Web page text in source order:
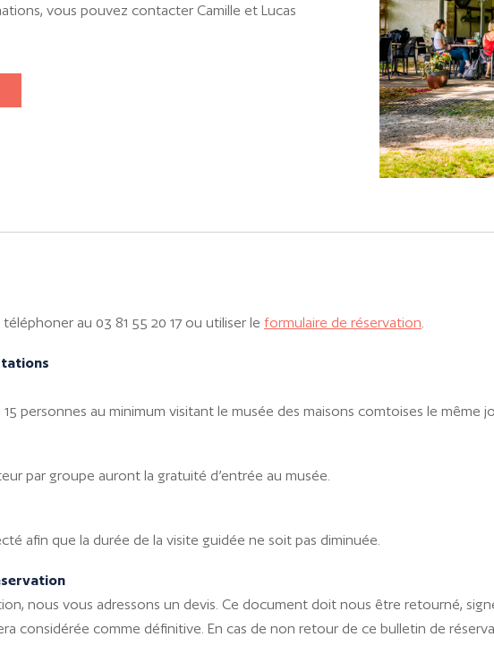
vous pouvez contacter Camille et Lucas
au 03 81 55 20 17 ou utiliser le formulaire de réservation.
personnes au minimum visitant le musée des maisons comtoises le même
par groupe auront la gratuité d’entrée au musée.
afin que la durée de la visite guidée ne soit pas diminuée.
nous vous adressons un devis. Ce document doit nous être retourné,
considérée comme définitive. En cas de non retour de ce bulletin de